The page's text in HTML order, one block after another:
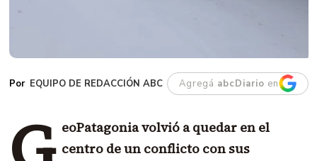
EQUIPO DE REDACCIÓN ABC Agregá abcDiario en
eoPatagonia volvió a quedar en el
centro de un conflicto con sus